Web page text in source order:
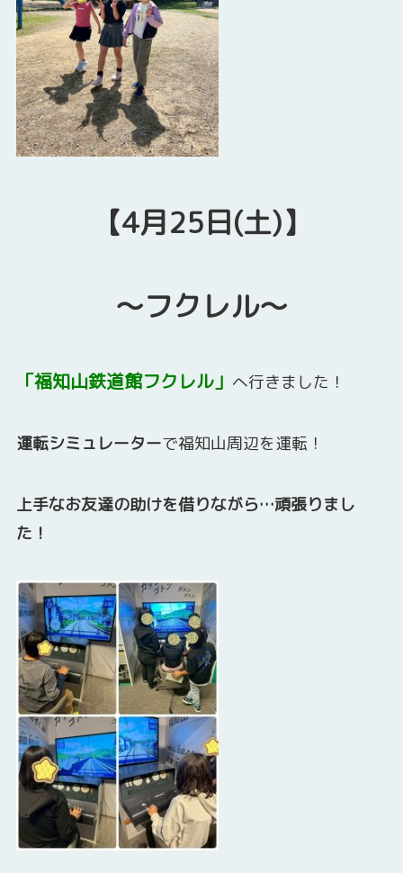
【4月25日(土)】
～フクレル～
「福知山鉄道館フクレル」 へ行きました！
運転シミュレーターで福知山周辺を運転！
上手なお友達の助けを借りながら…頑張りまし
た！